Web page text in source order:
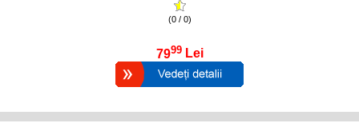
(0 / 0)
7999 Lei